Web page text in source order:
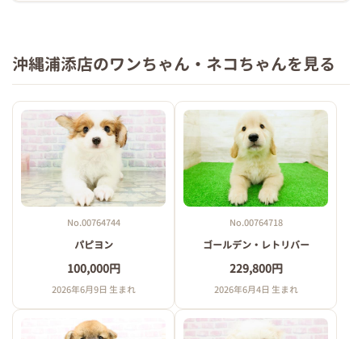
沖縄浦添店のワンちゃん・ネコちゃんを見る
No.00764744
パピヨン
100,000円
2026年6月9日 生まれ
No.00764718
ゴールデン・レトリバー
229,800円
2026年6月4日 生まれ